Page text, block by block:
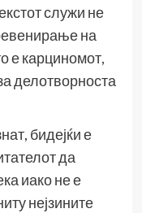
служи не
на
е карциномот,
делотворноста
бидејќи е
да
иако не е
нејзините